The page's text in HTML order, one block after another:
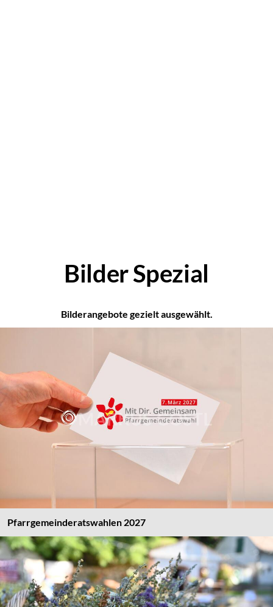
Bilder Spezial
Bilderangebote gezielt ausgewählt.
Pfarrgemeinderatswahlen 2027